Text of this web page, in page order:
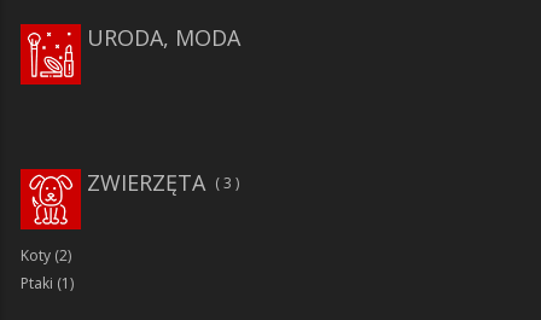
URODA, MODA
ZWIERZĘTA 3
Koty (2)
Ptaki (1)